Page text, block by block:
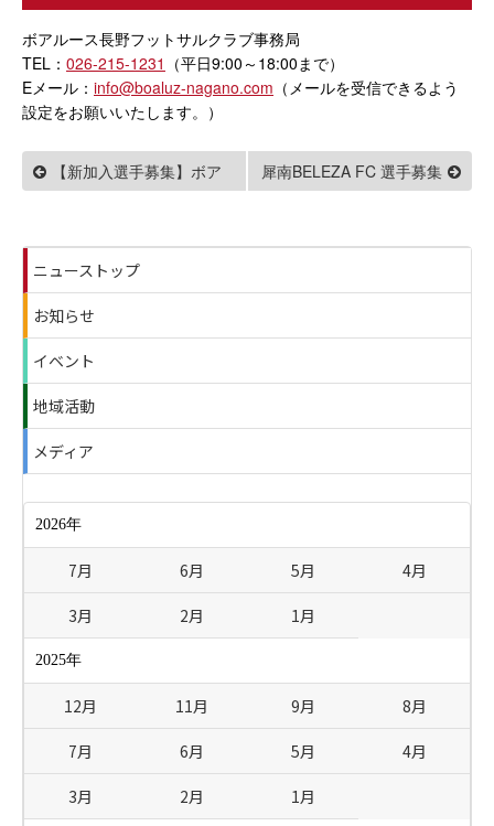
ボアルース長野フットサルクラブ事務局
TEL： 026-215-1231 （平日9:00～18:00まで）
Eメール： info@boaluz-nagano.com （メールを受信できるよう
設定をお願いいたします。）
【新加入選手募集】ボア
犀南BELEZA FC 選手募集
ニューストップ
お知らせ
イベント
地域活動
メディア
2026年
7月 6月 5月 4月
3月 2月 1月
2025年
12月 11月 9月 8月
7月 6月 5月 4月
3月 2月 1月